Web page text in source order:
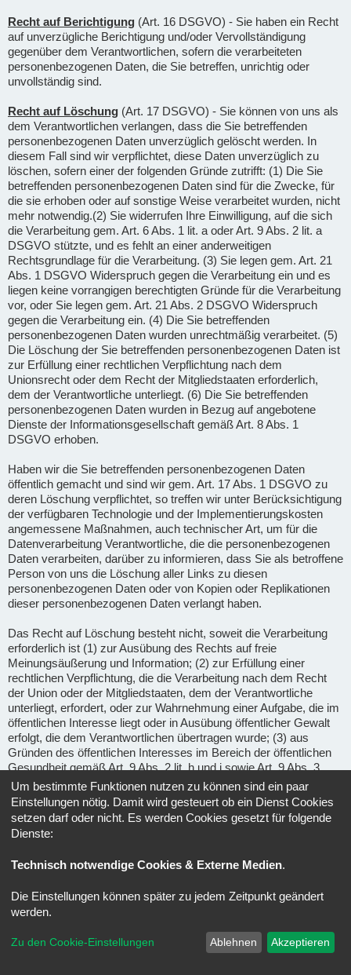
Recht auf Berichtigung (Art. 16 DSGVO) - Sie haben ein Recht
auf unverzügliche Berichtigung und/oder Vervollständigung
gegenüber dem Verantwortlichen, sofern die verarbeiteten
personenbezogenen Daten, die Sie betreffen, unrichtig oder
unvollständig sind.
Recht auf Löschung (Art. 17 DSGVO) - Sie können von uns als
dem Verantwortlichen verlangen, dass die Sie betreffenden
personenbezogenen Daten unverzüglich gelöscht werden. In
diesem Fall sind wir verpflichtet, diese Daten unverzüglich zu
löschen, sofern einer der folgenden Gründe zutrifft: (1) Die Sie
betreffenden personenbezogenen Daten sind für die Zwecke, für
die sie erhoben oder auf sonstige Weise verarbeitet wurden, nicht
mehr notwendig.(2) Sie widerrufen Ihre Einwilligung, auf die sich
die Verarbeitung gem. Art. 6 Abs. 1 lit. a oder Art. 9 Abs. 2 lit. a
DSGVO stützte, und es fehlt an einer anderweitigen
Rechtsgrundlage für die Verarbeitung. (3) Sie legen gem. Art. 21
Abs. 1 DSGVO Widerspruch gegen die Verarbeitung ein und es
liegen keine vorrangigen berechtigten Gründe für die Verarbeitung
vor, oder Sie legen gem. Art. 21 Abs. 2 DSGVO Widerspruch
gegen die Verarbeitung ein. (4) Die Sie betreffenden
personenbezogenen Daten wurden unrechtmäßig verarbeitet. (5)
Die Löschung der Sie betreffenden personenbezogenen Daten ist
zur Erfüllung einer rechtlichen Verpflichtung nach dem
Unionsrecht oder dem Recht der Mitgliedstaaten erforderlich,
dem der Verantwortliche unterliegt. (6) Die Sie betreffenden
personenbezogenen Daten wurden in Bezug auf angebotene
Dienste der Informationsgesellschaft gemäß Art. 8 Abs. 1
DSGVO erhoben.
Haben wir die Sie betreffenden personenbezogenen Daten
öffentlich gemacht und sind wir gem. Art. 17 Abs. 1 DSGVO zu
deren Löschung verpflichtet, so treffen wir unter Berücksichtigung
der verfügbaren Technologie und der Implementierungskosten
angemessene Maßnahmen, auch technischer Art, um für die
Datenverarbeitung Verantwortliche, die die personenbezogenen
Daten verarbeiten, darüber zu informieren, dass Sie als betroffene
Person von uns die Löschung aller Links zu diesen
personenbezogenen Daten oder von Kopien oder Replikationen
dieser personenbezogenen Daten verlangt haben.
Das Recht auf Löschung besteht nicht, soweit die Verarbeitung
erforderlich ist (1) zur Ausübung des Rechts auf freie
Meinungsäußerung und Information; (2) zur Erfüllung einer
rechtlichen Verpflichtung, die die Verarbeitung nach dem Recht
der Union oder der Mitgliedstaaten, dem der Verantwortliche
unterliegt, erfordert, oder zur Wahrnehmung einer Aufgabe, die im
öffentlichen Interesse liegt oder in Ausübung öffentlicher Gewalt
erfolgt, die dem Verantwortlichen übertragen wurde; (3) aus
Gründen des öffentlichen Interesses im Bereich der öffentlichen
Gesundheit gemäß Art. 9 Abs. 2 lit. h und i sowie Art. 9 Abs. 3
DSGVO; (4) für im öffentlichen Interesse liegende Archivzwecke,
wissenschaftliche oder historische Forschungszwecke oder für
statistische Zwecke gem. Art. 89 Abs. 1 DSGVO, soweit das
unter Abschnitt a) genannte Recht voraussichtlich die
Verwirklichung der Ziele dieser Verarbeitung unmöglich macht
Ausübung oder Verteidigung von Rechtsansprüchen.
Recht auf Einschränkung der Verarbeitung(Art. 18 DSGVO) -
Unter den folgenden Voraussetzungen können Sie die
Einschränkung der Verarbeitung der Sie betreffenden
personenbezogenen Daten verlangen: wenn Sie die Richtigkeit
Um bestimmte Funktionen nutzen zu können sind ein paar
Einstellungen nötig. Damit wird gesteuert ob ein Dienst Cookies
setzen darf oder nicht. Es werden Cookies gesetzt für folgende
Dienste:
Technisch notwendige Cookies & Externe Medien.
Die Einstellungen können später zu jedem Zeitpunkt geändert
werden.
Zu den Cookie-Einstellungen Ablehnen Akzeptieren